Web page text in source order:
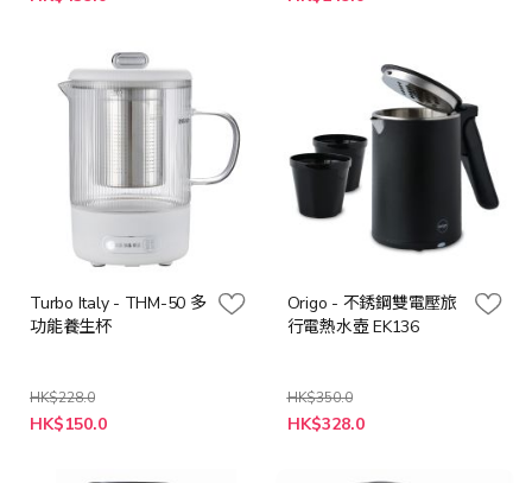
殊
殊
Turbo Italy - THM-50 多
功能養生杯
HK$228.0
特
殊
HK$150.0
Origo - 不銹鋼雙電壓旅
行電熱水壺 EK136
HK$350.0
特
殊
HK$328.0